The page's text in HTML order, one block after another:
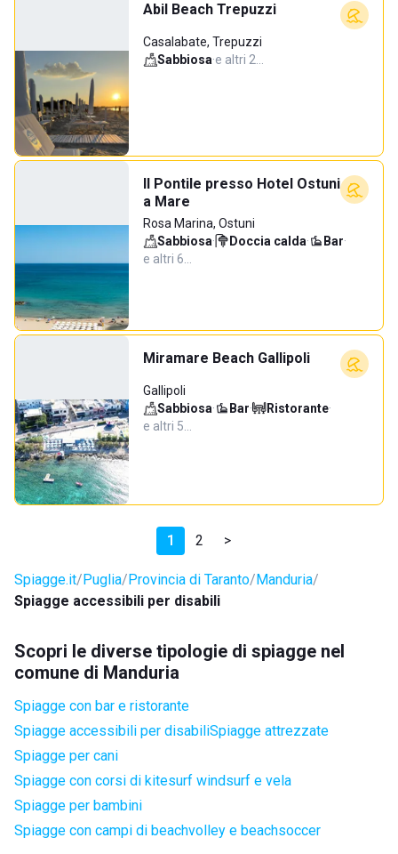
Abil Beach Trepuzzi
Casalabate, Trepuzzi
Sabbiosa·e altri 2…
Il Pontile presso Hotel Ostuni
a Mare
Rosa Marina, Ostuni
Sabbiosa· Doccia calda· Bar·
e altri 6…
Miramare Beach Gallipoli
Gallipoli
Sabbiosa· Bar· Ristorante·
e altri 5…
1 2 >
Spiagge.it Puglia Provincia di Taranto Manduria
Spiagge accessibili per disabili
Scopri le diverse tipologie di spiagge nel
comune di Manduria
Spiagge con bar e ristorante
Spiagge accessibili per disabiliSpiagge attrezzate
Spiagge per cani
Spiagge con corsi di kitesurf windsurf e vela
Spiagge per bambini
Spiagge con campi di beachvolley e beachsoccer